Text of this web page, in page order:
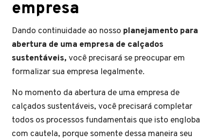
empresa
Dando continuidade ao nosso planejamento para
abertura de uma empresa de calçados
sustentáveis, você precisará se preocupar em
formalizar sua empresa legalmente.
No momento da abertura de uma empresa de
calçados sustentáveis, você precisará completar
todos os processos fundamentais que isto engloba
com cautela, porque somente dessa maneira seu